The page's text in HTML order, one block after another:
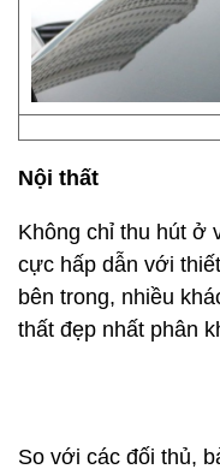
Nội thất
Không chỉ thu hút ở
cực hấp dẫn với
bên trong, nhiều
thất đẹp nhất phân
So với các đối thủ,